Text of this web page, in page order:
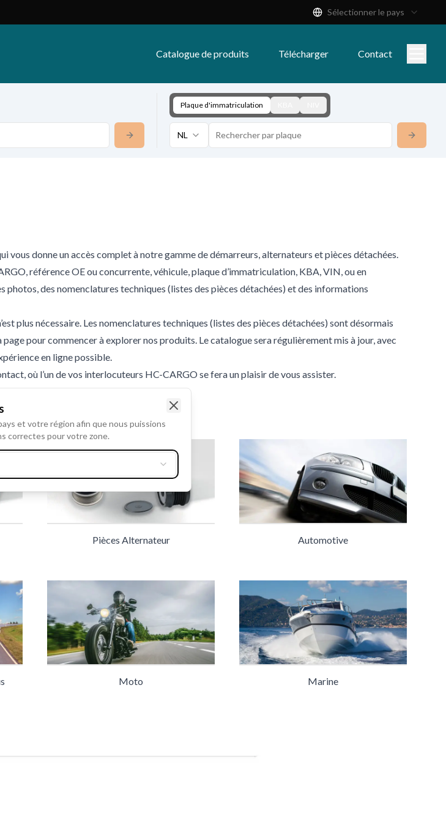
Sélectionner le pays
Catalogue de produits Télécharger Contact
Plaque d'immatriculation
NL
donne un accès complet à notre gamme de démarreurs, alternateurs et pièces détachées.
référence OE ou concurrente, véhicule, plaque d’immatriculation, KBA, VIN, ou en
des nomenclatures techniques (listes des pièces détachées) et des informations
plus nécessaire. Les nomenclatures techniques (listes des pièces détachées) sont désormais
pour commencer à explorer nos produits. Le catalogue sera régulièrement mis à jour, avec
en ligne possible.
où l’un de vos interlocuteurs HC-CARGO se fera un plaisir de vous assister.
Pièces Alternateur Automotive
Moto Marine
et votre région afin que nous puissions
correctes pour votre zone.